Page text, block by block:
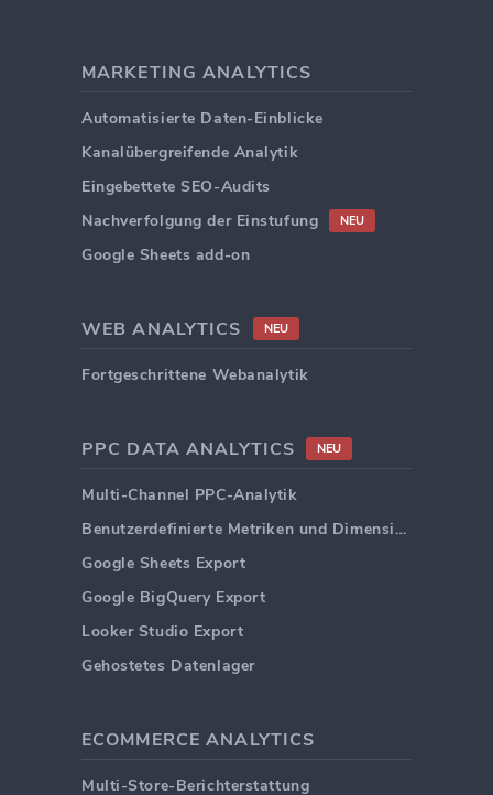
MARKETING ANALYTICS
Automatisierte Daten-Einblicke
Kanalübergreifende Analytik
Eingebettete SEO-Audits
Nachverfolgung der Einstufung
NEU
Google Sheets add-on
WEB ANALYTICS NEU
Fortgeschrittene Webanalytik
PPC DATA ANALYTICS NEU
Multi-Channel PPC-Analytik
Benutzerdefinierte Metriken und Dimensionen
Google Sheets Export
Google BigQuery Export
Looker Studio Export
Gehostetes Datenlager
ECOMMERCE ANALYTICS
Multi-Store-Berichterstattung